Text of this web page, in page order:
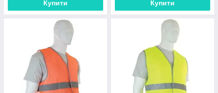
Купити Купити